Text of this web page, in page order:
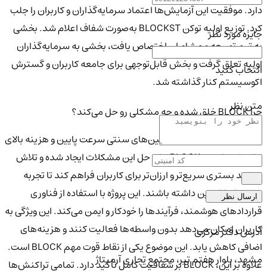
دارد. موفقیت این آزمایش‌ها اعتماد سرمایه‌گذاران و کاربران را جلب
کرد. توزیع اولیه توکن BLOCKST به‌صورت شفاف اعلام شد. بخشی
به تیم توسعه و مشاوران اختصاص یافت، بخشی به سرمایه‌گذاران
اولیه تعلق گرفت و بخش قابل‌توجهی برای جامعه کاربران و گسترش
اکوسیستم کنار گذاشته شد.
چرا BLOCK خلق شده و چه مشکلی رو حل می‌کند؟
یکی از مشکلات اصلی بلاکچین‌های سنتی سرعت پایین و هزینه بالای
تراکنش‌هاست. BLOCK برای حل این مشکلات ایجاد شده و تلاش
می‌کند بستری سریع‌تر و ارزان‌تر برای کاربران فراهم کند تا تجربه
بهتری از بلاکچین داشته باشند. این پروژه با استفاده از فناوری
قراردادهای هوشمند، فرآیندها را خودکار و ایمن می‌کند. این ویژگی به
کاربران امکان می‌دهد بدون واسطه‌ها فعالیت کنند و هزینه‌های
اضافی کاهش یابد. این موضوع یکی از نقاط قوت مهم BLOCK است.
علاوه بر این، BLOCK بر شفافیت کامل تأکید دارد. تمامی تراکنش‌ها
جایزه مورد نظر
انتخاب کنید
متن نظر
ارسال نظر
آدرس دفتر مرکزی
مشهد، بلوار هفتم تیر، مجتمع تجاری آرمیتاژ